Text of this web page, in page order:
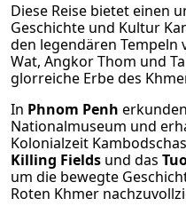
Diese Reise bietet einen
Geschichte und Kultur
den legendären Tempeln
Wat, Angkor Thom und
glorreiche Erbe des
In Phnom Penh
Nationalmuseum und
Kolonialzeit
Killing Fields und das
um die bewegte
Roten Khmer